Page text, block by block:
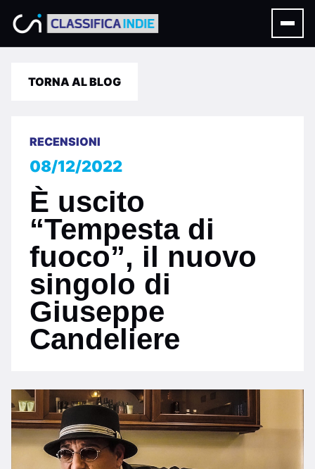
TORNA AL BLOG
RECENSIONI
08/12/2022
È uscito
“Tempesta di
fuoco”, il nuovo
singolo di
Giuseppe
Candeliere